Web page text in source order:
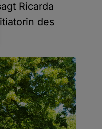
Ricarda
des